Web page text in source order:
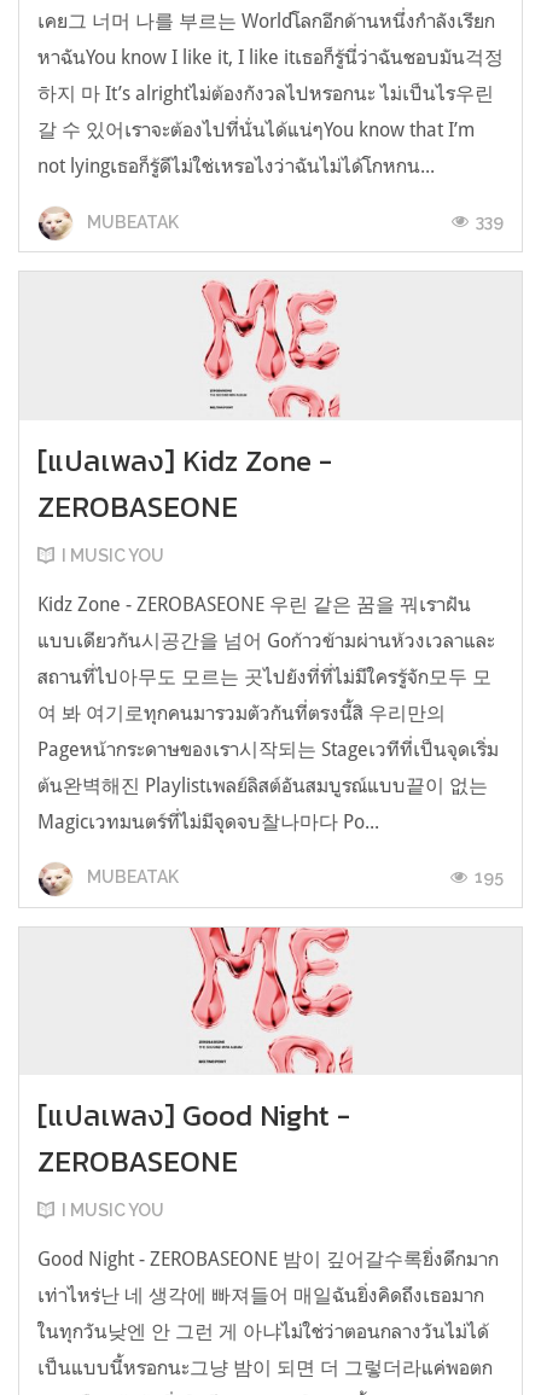
เคย그 너머 나를 부르는 Worldโลกอีกด้านหนึ่งกำลังเรียก
หาฉันYou know I like it, I like itเธอก็รู้นี่ว่าฉันชอบมัน걱정
하지 마 It’s alrightไม่ต้องกังวลไปหรอกนะ ไม่เป็นไร우린
갈 수 있어เราจะต้องไปที่นั่นได้แน่ๆYou know that I’m
not lyingเธอก็รู้ดีไม่ใช่เหรอไงว่าฉันไม่ได้โกหกน...
MUBEATAK 339
[แปลเพลง] Kidz Zone -
ZEROBASEONE
I MUSIC YOU
Kidz Zone - ZEROBASEONE 우린 같은 꿈을 꿔เราฝัน
แบบเดียวกัน시공간을 넘어 Goก้าวข้ามผ่านห้วงเวลาและ
สถานที่ไป아무도 모르는 곳ไปยังที่ที่ไม่มีใครรู้จัก모두 모
여 봐 여기로ทุกคนมารวมตัวกันที่ตรงนี้สิ 우리만의
Pageหน้ากระดาษของเรา시작되는 Stageเวทีที่เป็นจุดเริ่ม
ต้น완벽해진 Playlistเพลย์ลิสต์อันสมบูรณ์แบบ끝이 없는
Magicเวทมนตร์ที่ไม่มีจุดจบ찰나마다 Po...
MUBEATAK 195
[แปลเพลง] Good Night -
ZEROBASEONE
I MUSIC YOU
Good Night - ZEROBASEONE 밤이 깊어갈수록ยิ่งดึกมาก
เท่าไหร่난 네 생각에 빠져들어 매일ฉันยิ่งคิดถึงเธอมาก
ในทุกวัน낮엔 안 그런 게 아냐ไม่ใช่ว่าตอนกลางวันไม่ได้
เป็นแบบนี้หรอกนะ그냥 밤이 되면 더 그렇더라แค่พอตก